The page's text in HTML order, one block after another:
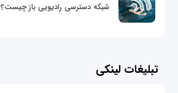
شبکه دسترسی رادیویی باز چیست؟
تبلیغات لینکی